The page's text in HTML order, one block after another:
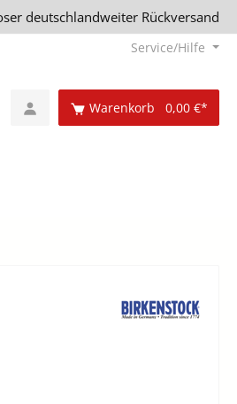
deutschlandweiter Rückversand
Service/Hilfe
Warenkorb 0,00 €*